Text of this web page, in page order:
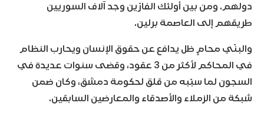
دولهم. ومن بين أولئك الفارّين وجد آلاف السوريين
طريقهم إلى العاصمة برلين.
والبنّي محامٍ ظل يدافع عن حقوق الإنسان ويحارب النظام
في المحاكم لأكثر من 3 عقود، وقضى سنوات عديدة في
السجون لما سبّبه من قلق لحكومة دمشق، وكان ضمن
شبكة من الزملاء والأصدقاء والمعارضين السابقين.